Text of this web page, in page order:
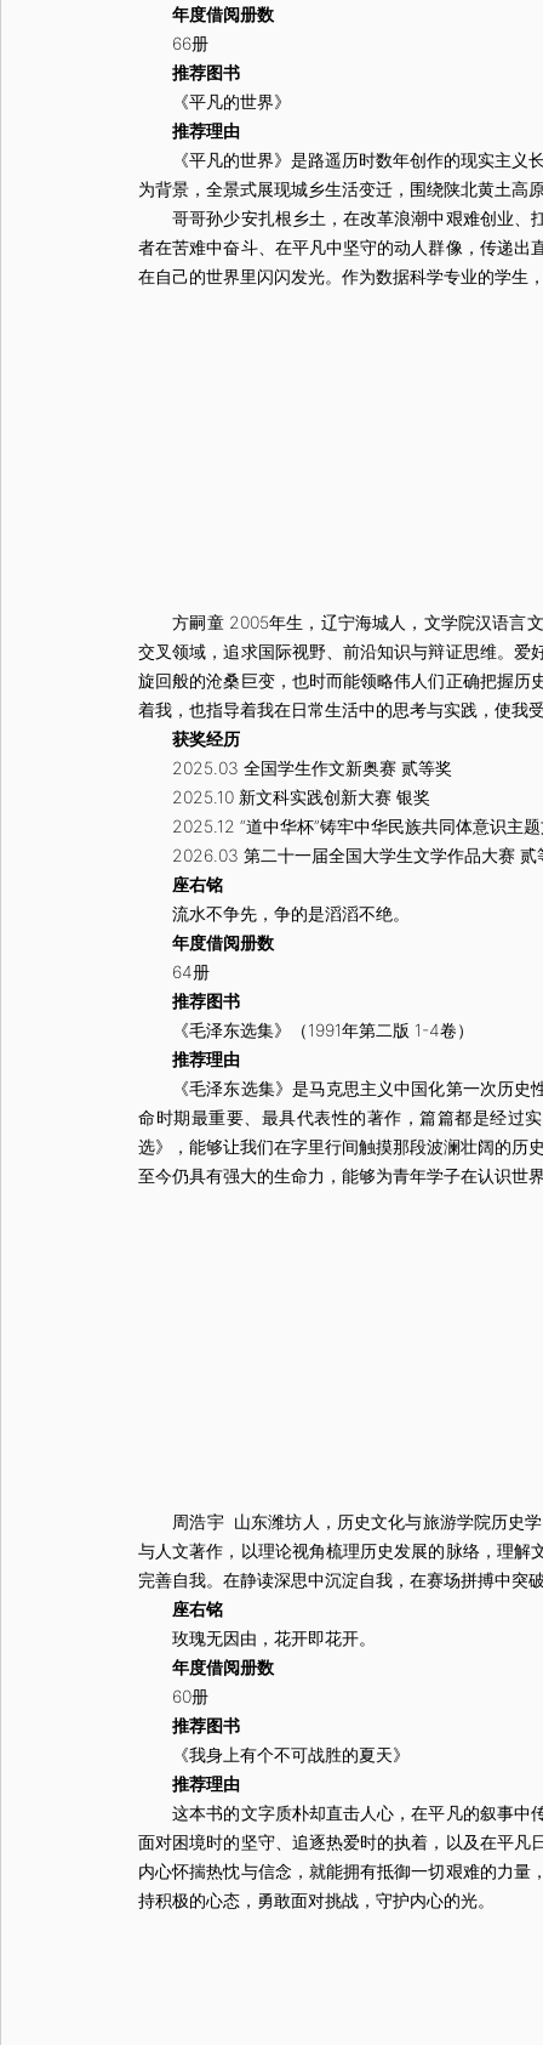
年度借阅册数
66册
推荐图书
《平凡的世界》
推荐理由
《平凡的世界》是路遥历时数年创作的现实主义长
为背景，全景式展现城乡生活变迁，围绕陕北黄土高
哥哥孙少安扎根乡土，在改革浪潮中艰难创业、
者在苦难中奋斗、在平凡中坚守的动人群像，传递
在自己的世界里闪闪发光。作为数据科学专业的学
方嗣童 2005年生，辽宁海城人，文学院汉语言文
交叉领域，追求国际视野、前沿知识与辩证思维。
旋回般的沧桑巨变，也时而能领略伟人们正确把握
着我，也指导着我在日常生活中的思考与实践，使我
获奖经历
2025.03 全国学生作文新奥赛 贰等奖
2025.10 新文科实践创新大赛 银奖
2025.12 “道中华杯”铸牢中华民族共同体意识主题
2026.03 第二十一届全国大学生文学作品大赛 贰
座右铭
流水不争先，争的是滔滔不绝。
年度借阅册数
64册
推荐图书
《毛泽东选集》（1991年第二版 1-4卷）
推荐理由
《毛泽东选集》是马克思主义中国化第一次历史
命时期最重要、最具代表性的著作，篇篇都是经过
选》，能够让我们在字里行间触摸那段波澜壮阔的历
至今仍具有强大的生命力，能够为青年学子在认识世
周浩宇 山东潍坊人，历史文化与旅游学院历史学
与人文著作，以理论视角梳理历史发展的脉络，理
完善自我。在静读深思中沉淀自我，在赛场拼搏中突
座右铭
玫瑰无因由，花开即花开。
年度借阅册数
60册
推荐图书
《我身上有个不可战胜的夏天》
推荐理由
这本书的文字质朴却直击人心，在平凡的叙事中
面对困境时的坚守、追逐热爱时的执着，以及在平
内心怀揣热忱与信念，就能拥有抵御一切艰难的力
持积极的心态，勇敢面对挑战，守护内心的光。